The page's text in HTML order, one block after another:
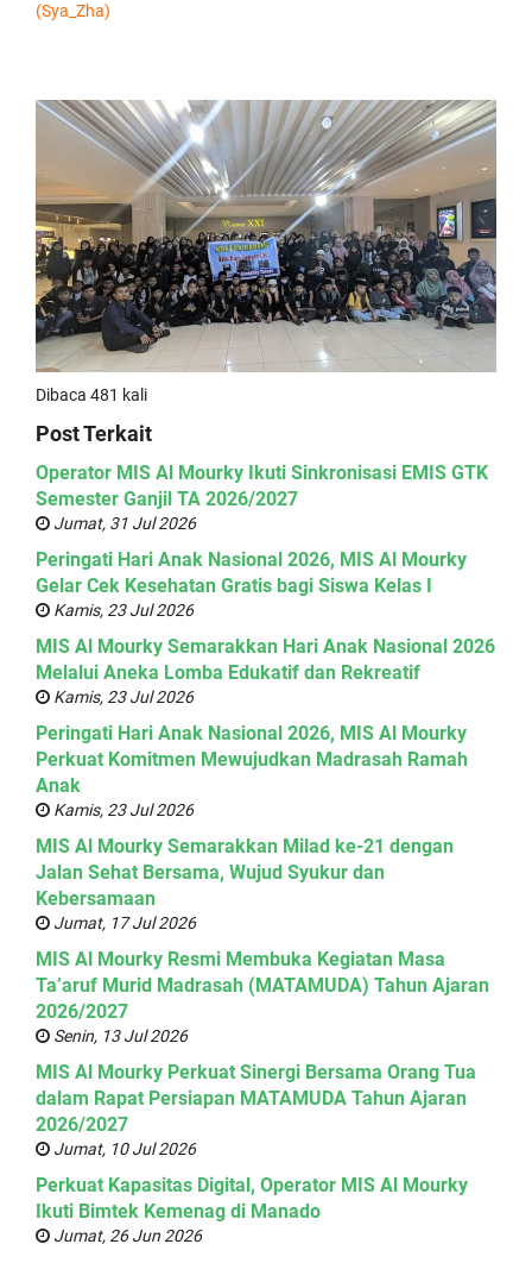
(Sya_Zha)
Dibaca 481 kali
Post Terkait
Operator MIS Al Mourky Ikuti Sinkronisasi EMIS GTK
Semester Ganjil TA 2026/2027
Jumat, 31 Jul 2026
Peringati Hari Anak Nasional 2026, MIS Al Mourky
Gelar Cek Kesehatan Gratis bagi Siswa Kelas I
Kamis, 23 Jul 2026
MIS Al Mourky Semarakkan Hari Anak Nasional 2026
Melalui Aneka Lomba Edukatif dan Rekreatif
Kamis, 23 Jul 2026
Peringati Hari Anak Nasional 2026, MIS Al Mourky
Perkuat Komitmen Mewujudkan Madrasah Ramah
Anak
Kamis, 23 Jul 2026
MIS Al Mourky Semarakkan Milad ke-21 dengan
Jalan Sehat Bersama, Wujud Syukur dan
Kebersamaan
Jumat, 17 Jul 2026
MIS Al Mourky Resmi Membuka Kegiatan Masa
Ta’aruf Murid Madrasah (MATAMUDA) Tahun Ajaran
2026/2027
Senin, 13 Jul 2026
MIS Al Mourky Perkuat Sinergi Bersama Orang Tua
dalam Rapat Persiapan MATAMUDA Tahun Ajaran
2026/2027
Jumat, 10 Jul 2026
Perkuat Kapasitas Digital, Operator MIS Al Mourky
Ikuti Bimtek Kemenag di Manado
Jumat, 26 Jun 2026